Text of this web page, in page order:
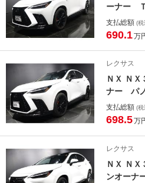
ーナー
マルーフ
ンナーミ
ター ステ
支払総額 (税
690.1万
レクサス
ＮＸ Ｎ
ナー パ
ル ＴＲ
ンナーミ
ア ヘッド
支払総額 (税
698.5万
レクサス
ＮＸ Ｎ
ンオー